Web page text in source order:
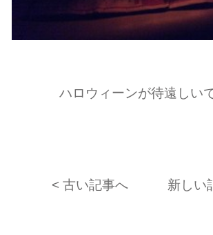
ハロウィーンが待遠しい
< 古い記事へ 新しい